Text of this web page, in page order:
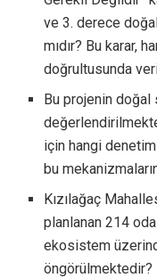
ve 3. derece
mıdır? Bu karar,
doğrultusunda
Bu projenin doğal
için hangi
bu
Kızılağaç
planlanan 214
ekosistem
öngörülmektedir?